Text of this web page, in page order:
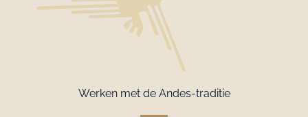
Werken met de Andes-traditie